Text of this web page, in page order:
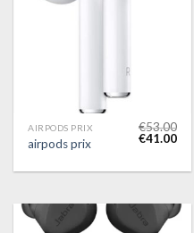
AIRPODS PRIX
airpods prix
€53.00
€41.00